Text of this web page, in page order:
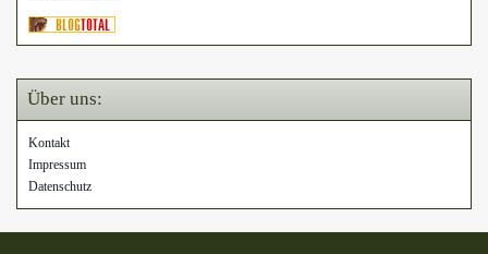
Über uns:
Kontakt
Impressum
Datenschutz